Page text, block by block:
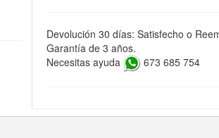
Devolución 30 días: Satisfecho o
Garantía de 3 años.
Necesitas ayuda
673 685 754